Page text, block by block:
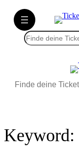
Direkt
zum
Inhalt
wechseln
Suchen
Suchen
Keyword: